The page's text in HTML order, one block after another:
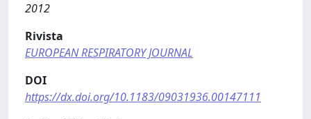
2012
Rivista
EUROPEAN RESPIRATORY JOURNAL
DOI
https://dx.doi.org/10.1183/09031936.00147111